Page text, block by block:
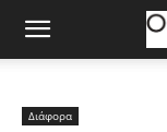
Διάφορα